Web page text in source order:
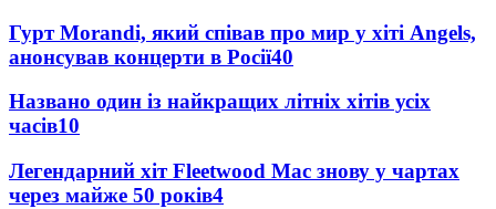
Гурт Morandi, який співав про мир у хіті Angels,
анонсував концерти в Росії40
Названо один із найкращих літніх хітів усіх
часів10
Легендарний хіт Fleetwood Mac знову у чартах
через майже 50 років4